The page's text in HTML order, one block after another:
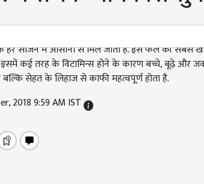
सीजन में आसानी से मिल जाता है. इस फल की सबसे
कई तरह के विटामिन्स होने के कारण बच्चे, बूढ़े और
सेहत के लिहाज से काफी महत्वपूर्ण होता है.
2018 9:59 AM IST